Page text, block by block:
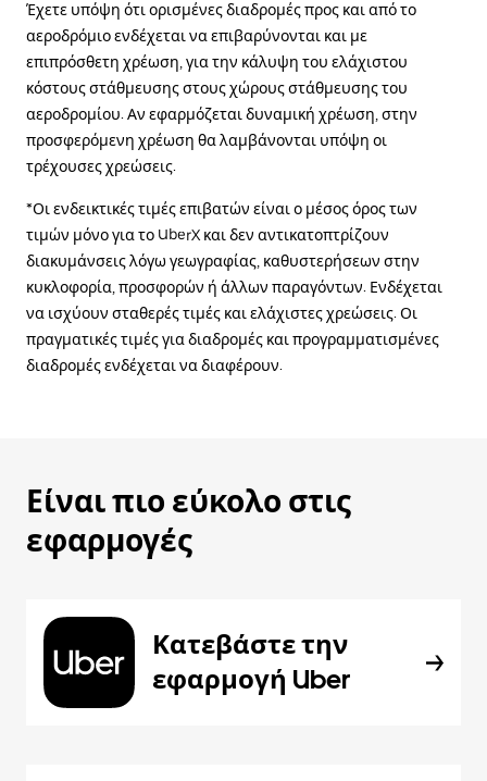
Έχετε υπόψη ότι ορισμένες διαδρομές προς και από το
αεροδρόμιο ενδέχεται να επιβαρύνονται και με
επιπρόσθετη χρέωση, για την κάλυψη του ελάχιστου
κόστους στάθμευσης στους χώρους στάθμευσης του
αεροδρομίου. Αν εφαρμόζεται δυναμική χρέωση, στην
προσφερόμενη χρέωση θα λαμβάνονται υπόψη οι
τρέχουσες χρεώσεις.
*Οι ενδεικτικές τιμές επιβατών είναι ο μέσος όρος των
τιμών μόνο για το UberX και δεν αντικατοπτρίζουν
διακυμάνσεις λόγω γεωγραφίας, καθυστερήσεων στην
κυκλοφορία, προσφορών ή άλλων παραγόντων. Ενδέχεται
να ισχύουν σταθερές τιμές και ελάχιστες χρεώσεις. Οι
πραγματικές τιμές για διαδρομές και προγραμματισμένες
διαδρομές ενδέχεται να διαφέρουν.
Είναι πιο εύκολο στις
εφαρμογές
Κατεβάστε την
εφαρμογή Uber